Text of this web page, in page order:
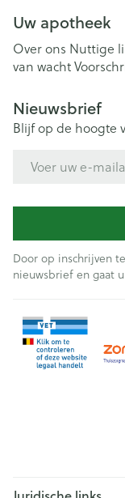
Uw apotheek
Over ons Nuttige
van wacht
Nieuwsbrief
Blijf op de hoogte
Door op inschrijven
nieuwsbrief en gaat